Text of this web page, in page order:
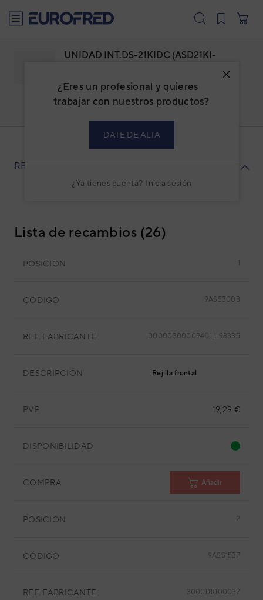
¿Eres un profesional y quieres
trabajar con nuestros productos?
DATE DE ALTA
¿Ya tienes cuenta? Inicia sesión
UNIDAD INT.DS-21KIDC (ASD21KI-
Familia: ADDASPBI
DAITSU
Código: 3NDA8516
RECAMBIOS
Lista de recambios (26)
POSICIÓN 1
CÓDIGO 9ASS3008
REF. FABRICANTE 00000300009401_L93335
DESCRIPCIÓN Rejilla frontal
PVP 19,29 €
DISPONIBILIDAD
COMPRA Añadir
POSICIÓN 2
CÓDIGO 9ASS1537
REF. FABRICANTE 300001000037